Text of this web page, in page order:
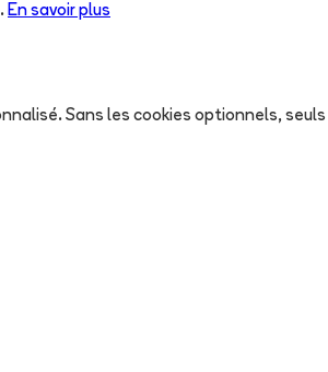
En savoir plus
Sans les cookies optionnels,